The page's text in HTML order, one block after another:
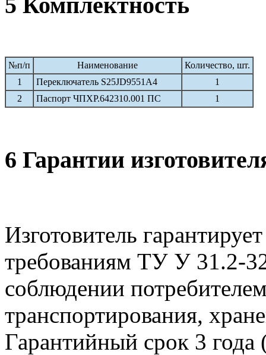
№п/п Наименование
Количество, шт.
1
Переключатель S25JD9551A4
1
2
Паспорт ЧПХР.642310.001 ПС 1
6 Гарантии
Изготовитель
требованиям ТУ У 31.2-
соблюдении
транспортирования,
Гарантийный срок 3 года